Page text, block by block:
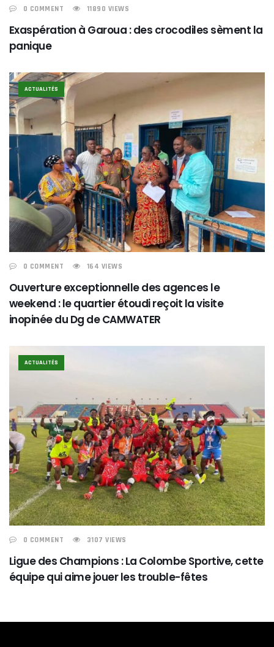
0 COMMENT 11890 VIEWS
Exaspération à Garoua : des crocodiles sèment la
panique
ACTUALITÉS
0 COMMENT 164 VIEWS
Ouverture exceptionnelle des agences le
weekend : le quartier étoudi reçoit la visite
inopinée du Dg de CAMWATER
ACTUALITÉS
0 COMMENT 3107 VIEWS
Ligue des Champions : La Colombe Sportive, cette
équipe qui aime jouer les trouble-fêtes